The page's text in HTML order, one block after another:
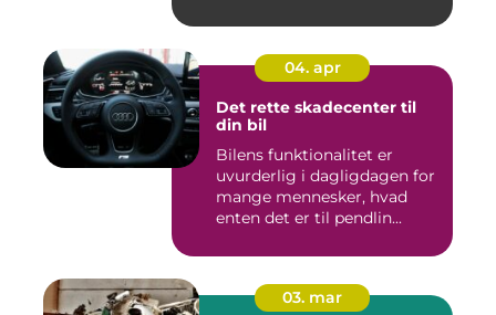
04. apr
Det rette skadecenter til
din bil
Bilens funktionalitet er
uvurderlig i dagligdagen for
mange mennesker, hvad
enten det er til pendlin...
03. mar